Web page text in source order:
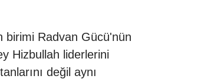
birimi Radvan Gücü'nün
Hizbullah liderlerini
değil aynı